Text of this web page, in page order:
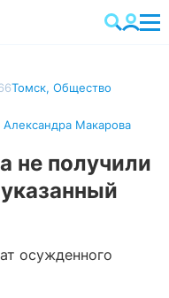
Томск, Общество
Макарова
не получили
осужденного